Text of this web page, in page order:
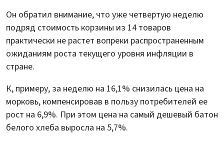
Он обратил внимание, что уже четвертую неделю
подряд стоимость корзины из 14 товаров
практически не растет вопреки распространенным
ожиданиям роста текущего уровня инфляции в
стране.
К, примеру, за неделю на 16,1% снизилась цена на
морковь, компенсировав в пользу потребителей ее
рост на 6,9%. При этом цена на самый дешевый батон
белого хлеба выросла на 5,7%.